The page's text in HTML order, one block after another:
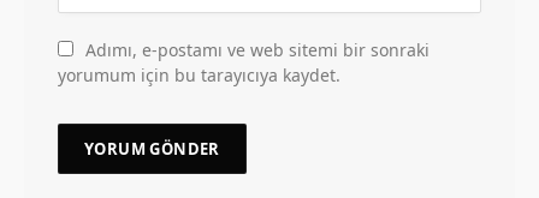
Adımı, e-postamı ve web sitemi bir sonraki
yorumum için bu tarayıcıya kaydet.